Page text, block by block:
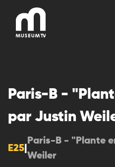
contenu
Paris-B -
par Justin
E25
Paris-B - "Plante
Weiler